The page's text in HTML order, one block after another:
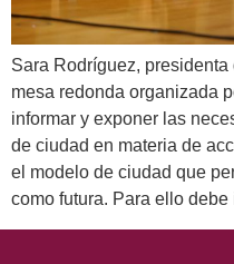
Sara Rodríguez,
mesa redonda organizada
informar y exponer las
de ciudad en materia de
el modelo de ciudad que
como futura. Para ello